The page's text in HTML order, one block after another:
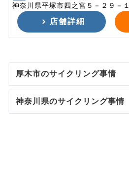
神奈川県平塚市四之宮５－２９－１
店舗詳細
厚木市のサイクリング事情
神奈川県のサイクリング事情